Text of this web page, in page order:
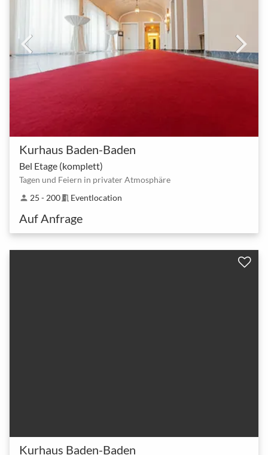
Kurhaus Baden-Baden
Bel Etage (komplett)
Tagen und Feiern in privater Atmosphäre
person 25 - 200meeting_room Eventlocation
Auf Anfrage
Kurhaus Baden-Baden